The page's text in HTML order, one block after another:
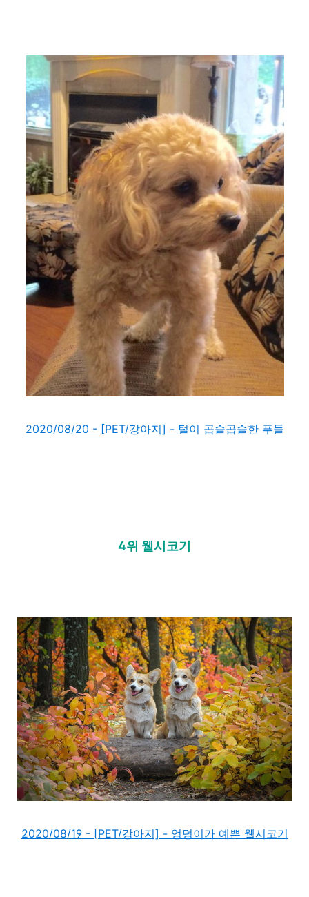
2020/08/20 - [PET/강아지] - 털이 곱슬곱슬한 푸들
4위 웰시코기
2020/08/19 - [PET/강아지] - 엉덩이가 예쁜 웰시코기